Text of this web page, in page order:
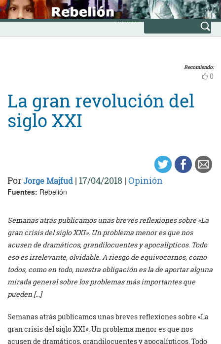
Skip
to
content
INICIO
Avanzada
Recomiendo:
0
La gran revolución del
siglo XXI
PorJorge Majfud | 17/04/2018 | Opinión
Fuentes: Rebelión
Semanas atrás publicamos unas breves reflexiones sobre «La
gran crisis del siglo XXI». Un problema menor es que nos
acusen de dramáticos, grandilocuentes y apocalípticos. Todo
eso es irrelevante, olvidable. A riesgo de equivocarnos, como
todos, como en todo, nuestra obligación es la de aportar alguna
mirada general sobre los problemas más importantes que
pueden […]
Semanas atrás publicamos unas breves reflexiones sobre «La
gran crisis del siglo XXI». Un problema menor es que nos
acusen de dramáticos, grandilocuentes y apocalípticos. Todo